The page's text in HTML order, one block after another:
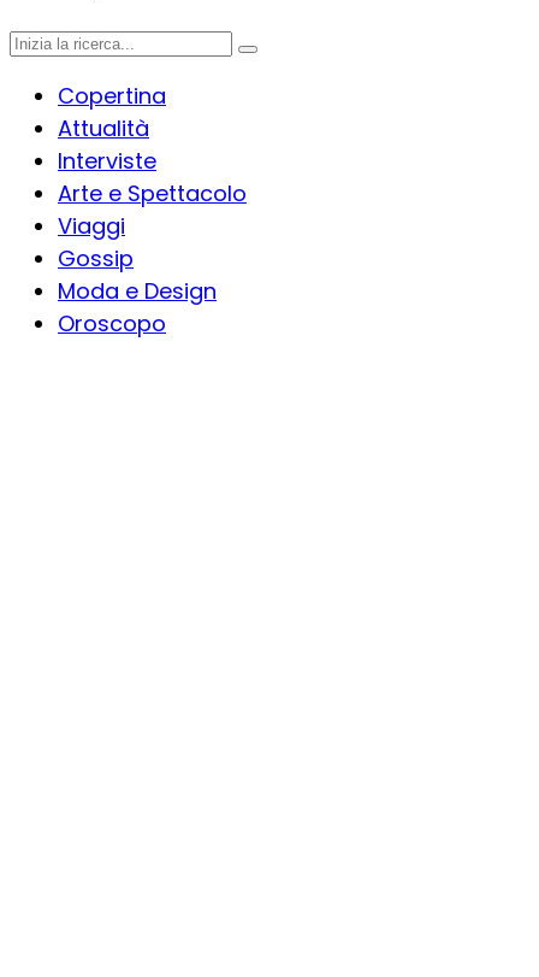
Copertina
Attualità
Interviste
Arte e Spettacolo
Viaggi
Gossip
Moda e Design
Oroscopo